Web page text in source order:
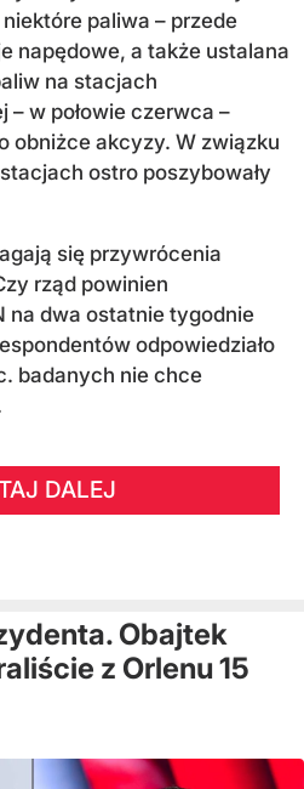
paliwa – przede
napędowe, a także ustalana
na stacjach
w połowie czerwca –
obniżce akcyzy. W związku
ostro poszybowały
się przywrócenia
rząd powinien
na dwa ostatnie tygodnie
odpowiedziało
badanych nie chce
DALEJ
Obajtek
z Orlenu 15